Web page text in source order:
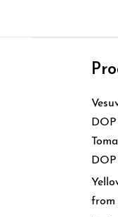
DOP
from